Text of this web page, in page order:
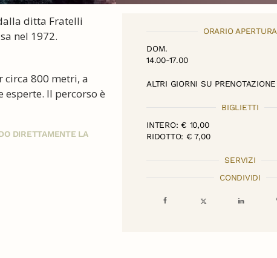
ditta Fratelli
nel 1972.
800 metri, a
Il percorso è
DIRETTAMENTE LA
ORARIO APERTURA
DOM.
14.00-17.00
ALTRI GIORNI SU PRENOTAZIONE
BIGLIETTI
INTERO: € 10,00
RIDOTTO: € 7,00
SERVIZI
CONDIVIDI